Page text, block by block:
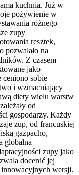
kuchnia. Już w
pożywienie w
różnego
zupy
resztek,
pozwalało na
Z czasem
jako
sobie
i wzmacniający
diety wielu warstw
od
gospodarzy. Każdy
zup, od francuskiej
gazpacho,
globalna
zupy jako
docenić jej
innowacyjnych wersji.